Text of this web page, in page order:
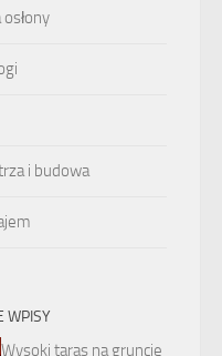
osłony
i budowa
WPISY
Wysoki taras na gruncie